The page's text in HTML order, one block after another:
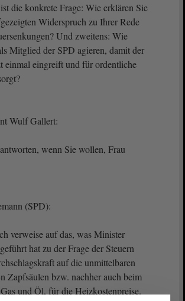
die konkrete Frage: Wie erklären Sie
Widerspruch zu Ihrer Rede
Und zweitens: Wie
Mitglied der SPD agieren, damit der
einmal eingreift und für ordentliche
Wulf Gallert:
wenn Sie wollen, Frau
(SPD):
verweise auf das, was Minister
hat zu der Frage der Steuern
auf die unmittelbaren
Zapfsäulen bzw. nachher auch beim
und Öl, für die Heizkostenpreise.